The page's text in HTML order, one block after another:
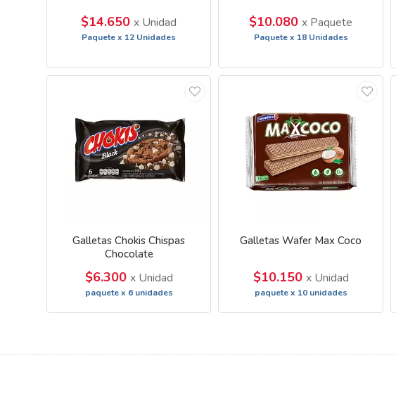
$14.650x Unidad
Paquete x 12 Unidades
$10.080x Paquete
Paquete x 18 Unidades
Galletas Chokis Chispas
Chocolate
$6.300 x Unidad
paquete x 6 unidades
Galletas Wafer Max Coco
$10.150 x Unidad
paquete x 10 unidades